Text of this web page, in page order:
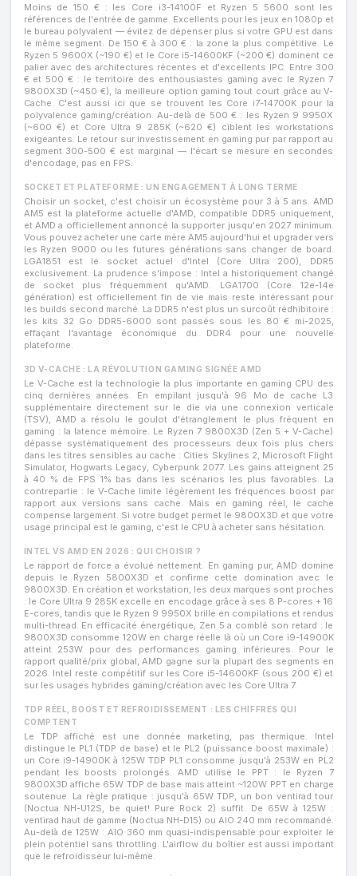
Moins de 150 € : les Core i3-14100F et Ryzen 5 5600 sont les
références de l'entrée de gamme. Excellents pour les jeux en 1080p et
le bureau polyvalent — évitez de dépenser plus si votre GPU est dans
le même segment. De 150 € à 300 € : la zone la plus compétitive. Le
Ryzen 5 9600X (~190 €) et le Core i5-14600KF (~200 €) dominent ce
palier avec des architectures récentes et d'excellents IPC. Entre 300
€ et 500 € : le territoire des enthousiastes gaming avec le Ryzen 7
9800X3D (~450 €), la meilleure option gaming tout court grâce au V-
Cache. C'est aussi ici que se trouvent les Core i7-14700K pour la
polyvalence gaming/création. Au-delà de 500 € : les Ryzen 9 9950X
(~600 €) et Core Ultra 9 285K (~620 €) ciblent les workstations
exigeantes. Le retour sur investissement en gaming pur par rapport au
segment 300-500 € est marginal — l'écart se mesure en secondes
d'encodage, pas en FPS.
SOCKET ET PLATEFORME : UN ENGAGEMENT À LONG TERME
Choisir un socket, c'est choisir un écosystème pour 3 à 5 ans. AMD
AM5 est la plateforme actuelle d'AMD, compatible DDR5 uniquement,
et AMD a officiellement annoncé la supporter jusqu'en 2027 minimum.
Vous pouvez acheter une carte mère AM5 aujourd'hui et upgrader vers
les Ryzen 9000 ou les futures générations sans changer de board.
LGA1851 est le socket actuel d'Intel (Core Ultra 200), DDR5
exclusivement. La prudence s'impose : Intel a historiquement changé
de socket plus fréquemment qu'AMD. LGA1700 (Core 12e-14e
génération) est officiellement fin de vie mais reste intéressant pour
les builds second marché. La DDR5 n'est plus un surcoût rédhibitoire :
les kits 32 Go DDR5-6000 sont passés sous les 80 € mi-2025,
effaçant l'avantage économique du DDR4 pour une nouvelle
plateforme.
3D V-CACHE : LA RÉVOLUTION GAMING SIGNÉE AMD
Le V-Cache est la technologie la plus importante en gaming CPU des
cinq dernières années. En empilant jusqu'à 96 Mo de cache L3
supplémentaire directement sur le die via une connexion verticale
(TSV), AMD a résolu le goulot d'étranglement le plus fréquent en
gaming : la latence mémoire. Le Ryzen 7 9800X3D (Zen 5 + V-Cache)
dépasse systématiquement des processeurs deux fois plus chers
dans les titres sensibles au cache : Cities Skylines 2, Microsoft Flight
Simulator, Hogwarts Legacy, Cyberpunk 2077. Les gains atteignent 25
à 40 % de FPS 1% bas dans les scénarios les plus favorables. La
contrepartie : le V-Cache limite légèrement les fréquences boost par
rapport aux versions sans cache. Mais en gaming réel, le cache
compense largement. Si votre budget permet le 9800X3D et que votre
usage principal est le gaming, c'est le CPU à acheter sans hésitation.
INTEL VS AMD EN 2026 : QUI CHOISIR ?
Le rapport de force a évolué nettement. En gaming pur, AMD domine
depuis le Ryzen 5800X3D et confirme cette domination avec le
9800X3D. En création et workstation, les deux marques sont proches
: le Core Ultra 9 285K excelle en encodage grâce à ses 8 P-cores + 16
E-cores, tandis que le Ryzen 9 9950X brille en compilations et rendus
multi-thread. En efficacité énergétique, Zen 5 a comblé son retard : le
9800X3D consomme 120W en charge réelle là où un Core i9-14900K
atteint 253W pour des performances gaming inférieures. Pour le
rapport qualité/prix global, AMD gagne sur la plupart des segments en
2026. Intel reste compétitif sur les Core i5-14600KF (sous 200 €) et
sur les usages hybrides gaming/création avec les Core Ultra 7.
TDP RÉEL, BOOST ET REFROIDISSEMENT : LES CHIFFRES QUI
COMPTENT
Le TDP affiché est une donnée marketing, pas thermique. Intel
distingue le PL1 (TDP de base) et le PL2 (puissance boost maximale) :
un Core i9-14900K à 125W TDP PL1 consomme jusqu'à 253W en PL2
pendant les boosts prolongés. AMD utilise le PPT : le Ryzen 7
9800X3D affiche 65W TDP de base mais atteint ~120W PPT en charge
soutenue. La règle pratique : jusqu'à 65W TDP, un bon ventirad tour
(Noctua NH-U12S, be quiet! Pure Rock 2) suffit. De 65W à 125W :
ventirad haut de gamme (Noctua NH-D15) ou AIO 240 mm recommandé.
Au-delà de 125W : AIO 360 mm quasi-indispensable pour exploiter le
plein potentiel sans throttling. L'airflow du boîtier est aussi important
que le refroidisseur lui-même.